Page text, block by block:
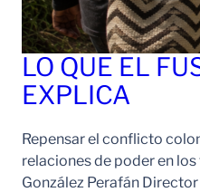
LO QUE EL
EXPLICA
Repensar el conflicto
relaciones de poder en
González Perafán